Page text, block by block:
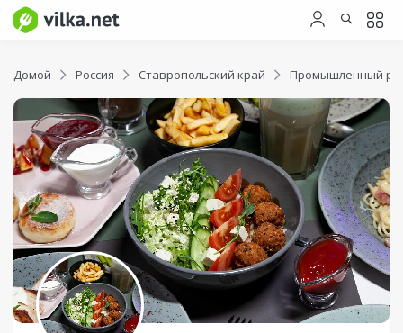
Домой Россия Ставропольский край Промышленный